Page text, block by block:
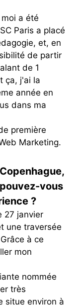
a été
Paris a placé
et, en
de partir
de 1
ça, j'ai la
année en
dans ma
première
Marketing.
vous
?
27 janvier
une traversée
à ce
mon
nommée
très
situe environ à